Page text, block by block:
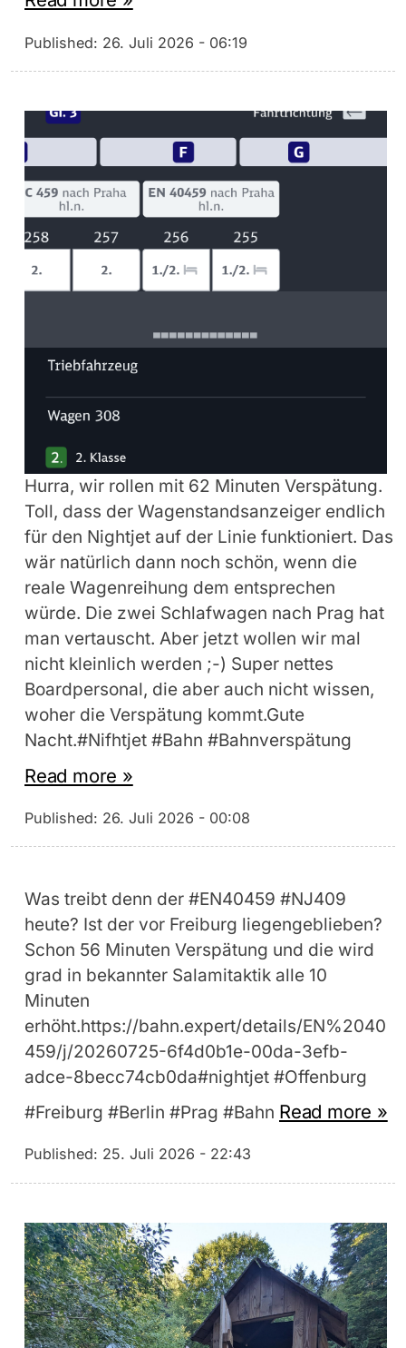
Published: 26. Juli 2026 - 06:19
Hurra, wir rollen mit 62 Minuten Verspätung.
Toll, dass der Wagenstandsanzeiger endlich
für den Nightjet auf der Linie funktioniert. Das
wär natürlich dann noch schön, wenn die
reale Wagenreihung dem entsprechen
würde. Die zwei Schlafwagen nach Prag hat
man vertauscht. Aber jetzt wollen wir mal
nicht kleinlich werden ;-) Super nettes
Boardpersonal, die aber auch nicht wissen,
woher die Verspätung kommt.Gute
Nacht.#Nifhtjet #Bahn #Bahnverspätung
Read more »
Published: 26. Juli 2026 - 00:08
Was treibt denn der #EN40459 #NJ409
heute? Ist der vor Freiburg liegengeblieben?
Schon 56 Minuten Verspätung und die wird
grad in bekannter Salamitaktik alle 10
Minuten
erhöht.https://bahn.expert/details/EN%2040
459/j/20260725-6f4d0b1e-00da-3efb-
adce-8becc74cb0da#nightjet #Offenburg
#Freiburg #Berlin #Prag #Bahn Read more »
Published: 25. Juli 2026 - 22:43